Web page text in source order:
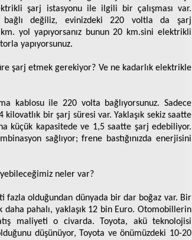
şarj istasyonu ile ilgili bir çalışması var.
değiliz, evinizdeki 220 voltla da şarj
yol yapıyorsanız bunun 20 km.sini elektrikli
yapıyorsunuz.
şarj etmek gerekiyor? Ve ne kadarlık elektrikle
kablosu ile 220 volta bağlıyorsunuz. Sadece
bir şarj süresi var. Yaklaşık sekiz saatte
küçük kapasitede ve 1,5 saatte şarj edebiliyor.
sağlıyor; frene bastığınızda enerjisini
neler var?
fazla olduğundan dünyada bir dar boğaz var. Bir
pahalı, yaklaşık 12 bin Euro. Otomobillerin
maliyeti o civarda. Toyota, akü teknolojisi
düşünüyor, Toyota ve önümüzdeki 10-20